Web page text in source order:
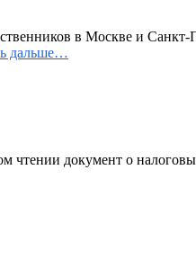
в Москве и
дальше…
чтении документ о